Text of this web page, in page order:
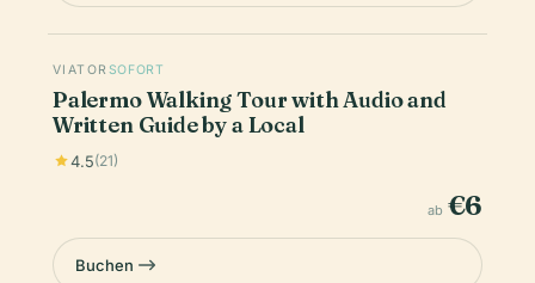
VIATOR SOFORT
Palermo Walking Tour with Audio and
Written Guide by a Local
4.5(21)
ab €6
Buchen